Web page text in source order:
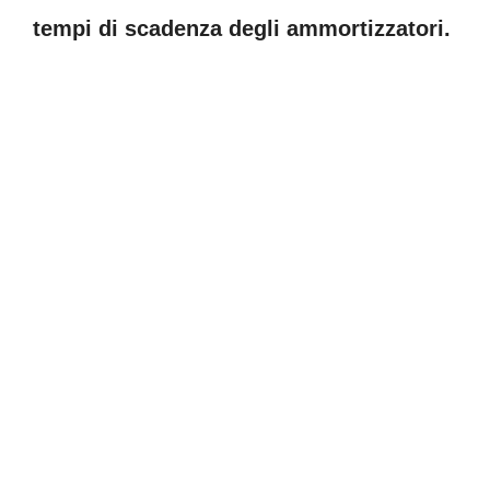
tempi di scadenza degli ammortizzatori.